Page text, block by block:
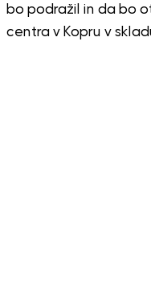
bo podražil in da bo
centra v Kopru v